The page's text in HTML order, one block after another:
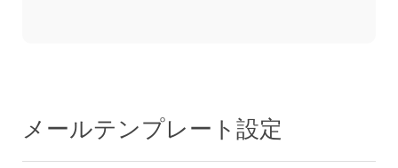
メールテンプレート設定